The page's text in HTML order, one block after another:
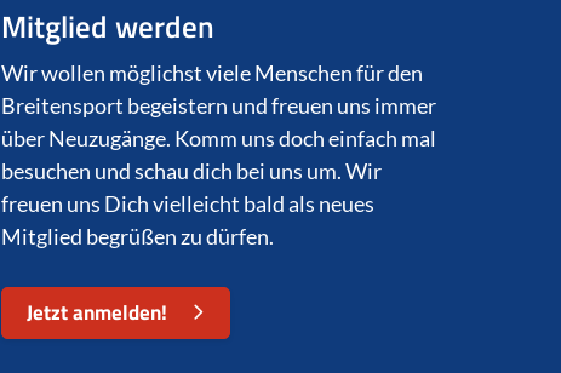
Mitglied werden
Wir wollen möglichst viele Menschen für den
Breitensport begeistern und freuen uns immer
über Neuzugänge. Komm uns doch einfach mal
besuchen und schau dich bei uns um. Wir
freuen uns Dich vielleicht bald als neues
Mitglied begrüßen zu dürfen.
Jetzt anmelden!